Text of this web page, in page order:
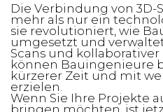
Die Verbindung von 3D-
mehr als nur ein
sie revolutioniert, wie
umgesetzt und
Scans und
können Bauingenieure
kürzerer Zeit und mit
erzielen.
Wenn Sie Ihre Projekte
bringen möchten, ist